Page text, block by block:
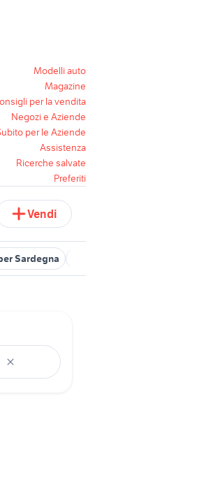
Modelli auto
Magazine
per la vendita
Negozi e Aziende
per le Aziende
Assistenza
Ricerche salvate
Preferiti
Vendi
Sardegna